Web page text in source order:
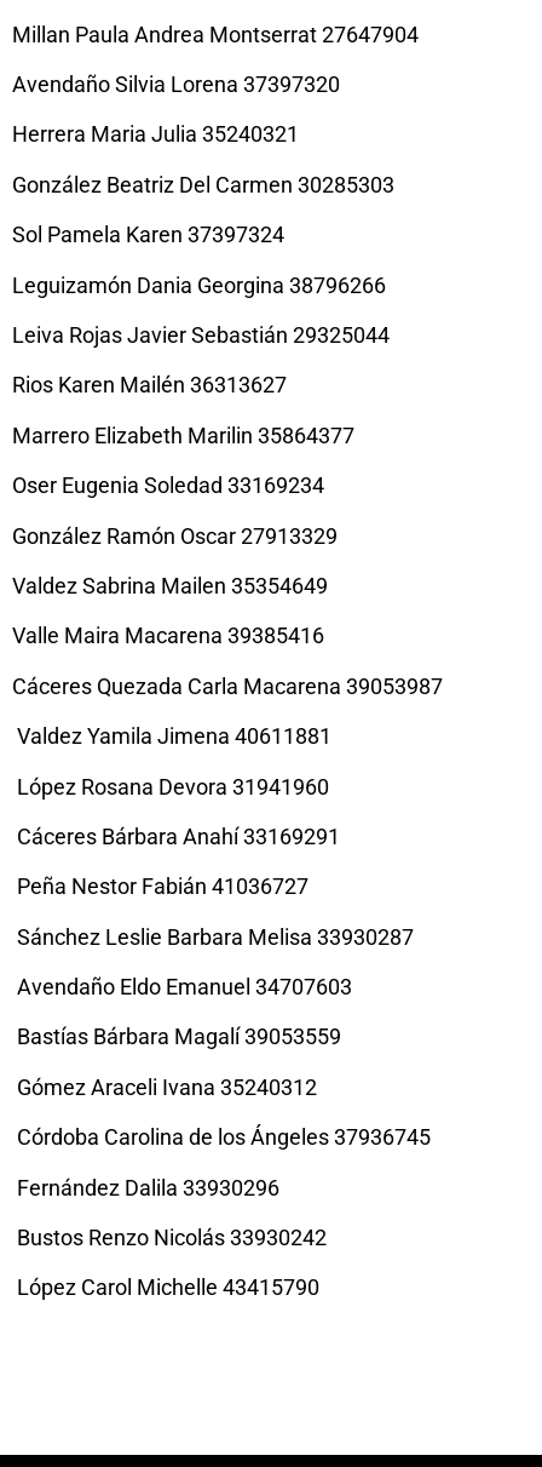
Millan Paula Andrea Montserrat 27647904
Avendaño Silvia Lorena 37397320
Herrera Maria Julia 35240321
González Beatriz Del Carmen 30285303
Sol Pamela Karen 37397324
Leguizamón Dania Georgina 38796266
Leiva Rojas Javier Sebastián 29325044
Rios Karen Mailén 36313627
Marrero Elizabeth Marilin 35864377
Oser Eugenia Soledad 33169234
González Ramón Oscar 27913329
Valdez Sabrina Mailen 35354649
Valle Maira Macarena 39385416
Cáceres Quezada Carla Macarena 39053987
Valdez Yamila Jimena 40611881
López Rosana Devora 31941960
Cáceres Bárbara Anahí 33169291
Peña Nestor Fabián 41036727
Sánchez Leslie Barbara Melisa 33930287
Avendaño Eldo Emanuel 34707603
Bastías Bárbara Magalí 39053559
Gómez Araceli Ivana 35240312
Córdoba Carolina de los Ángeles 37936745
Fernández Dalila 33930296
Bustos Renzo Nicolás 33930242
López Carol Michelle 43415790